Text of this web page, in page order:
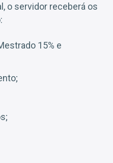
o servidor receberá os
15% e